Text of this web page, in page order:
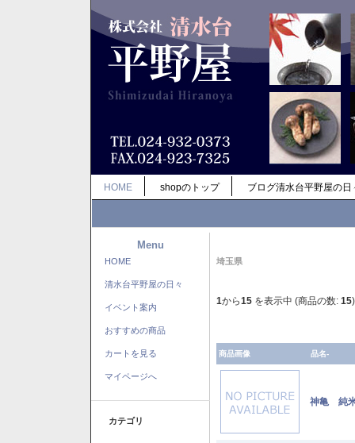
HOME shopのトップ ブログ清水台平野屋の日
Menu
HOME
清水台平野屋の日々
イベント案内
おすすめの商品
カートを見る
マイページへ
カテゴリ
埼玉県
1から15 を表示中 (商品の数: 15)
商品画像 品名-
神亀 純